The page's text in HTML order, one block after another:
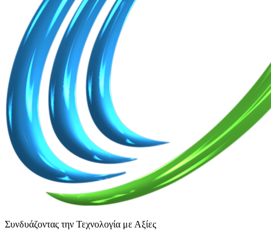
Συνδυάζοντας την Τεχνολογία με Αξίες